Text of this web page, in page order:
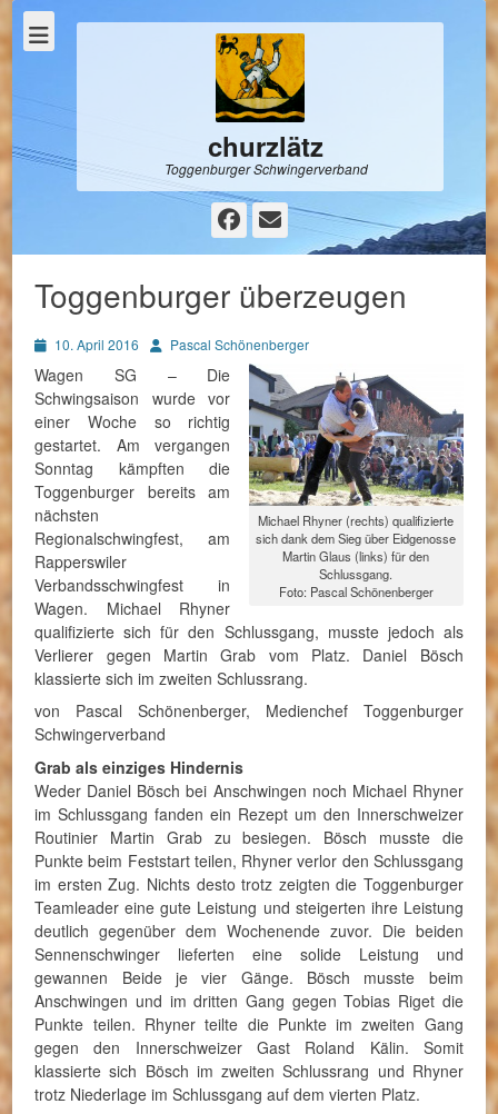
churzlätz
Toggenburger Schwingerverband
Facebook
E-
Mail
Toggenburger überzeugen
Posted10. April 2016 AutorPascal Schönenberger
Michael Rhyner (rechts) qualifizierte
sich dank dem Sieg über Eidgenosse
Martin Glaus (links) für den
Schlussgang.
Foto: Pascal Schönenberger
Wagen SG – Die
Schwingsaison wurde vor
einer Woche so richtig
gestartet. Am vergangen
Sonntag kämpften die
Toggenburger bereits am
nächsten
Regionalschwingfest, am
Rapperswiler
Verbandsschwingfest in
Wagen. Michael Rhyner
qualifizierte sich für den Schlussgang, musste jedoch als
Verlierer gegen Martin Grab vom Platz. Daniel Bösch
klassierte sich im zweiten Schlussrang.
von Pascal Schönenberger, Medienchef Toggenburger
Schwingerverband
Grab als einziges Hindernis
Weder Daniel Bösch bei Anschwingen noch Michael Rhyner
im Schlussgang fanden ein Rezept um den Innerschweizer
Routinier Martin Grab zu besiegen. Bösch musste die
Punkte beim Feststart teilen, Rhyner verlor den Schlussgang
im ersten Zug. Nichts desto trotz zeigten die Toggenburger
Teamleader eine gute Leistung und steigerten ihre Leistung
deutlich gegenüber dem Wochenende zuvor. Die beiden
Sennenschwinger lieferten eine solide Leistung und
gewannen Beide je vier Gänge. Bösch musste beim
Anschwingen und im dritten Gang gegen Tobias Riget die
Punkte teilen. Rhyner teilte die Punkte im zweiten Gang
gegen den Innerschweizer Gast Roland Kälin. Somit
klassierte sich Bösch im zweiten Schlussrang und Rhyner
trotz Niederlage im Schlussgang auf dem vierten Platz.